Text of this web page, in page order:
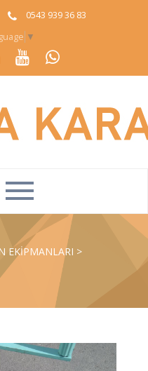
0543 939 36 83
▼
EKİPMANLARI >